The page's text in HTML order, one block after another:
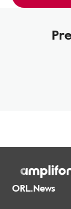
ORL.News